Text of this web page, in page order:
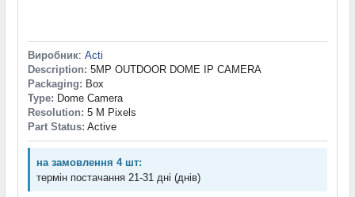
Виробник: Acti
Description: 5MP OUTDOOR DOME IP CAMERA
Packaging: Box
Type: Dome Camera
Resolution: 5 M Pixels
Part Status: Active
на замовлення 4 шт:
термін постачання 21-31 дні (днів)